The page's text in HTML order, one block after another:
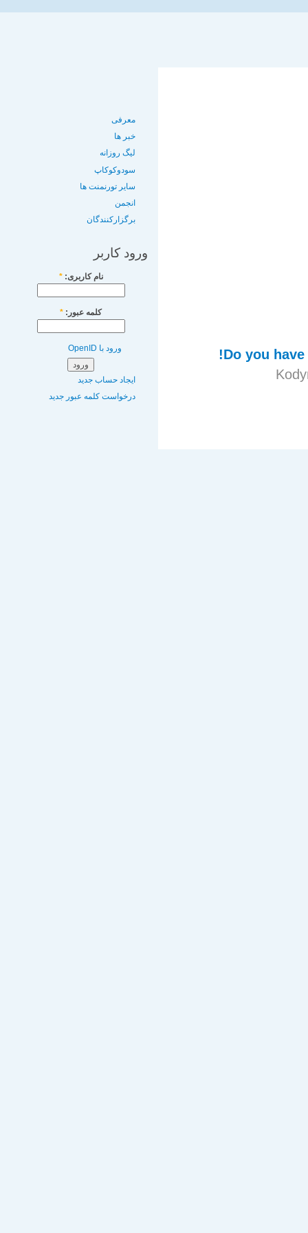
معرفی
خبر ها
لیگ روزانه
سودوکوکاپ
سایر تورنمنت ها
انجمن
برگزارکنندگان
ورود کاربر
نام کاربری:*
کلمه عبور: *
ورود با OpenID
ایجاد حساب جدید
درخواست کلمه عبور جدید
Do you